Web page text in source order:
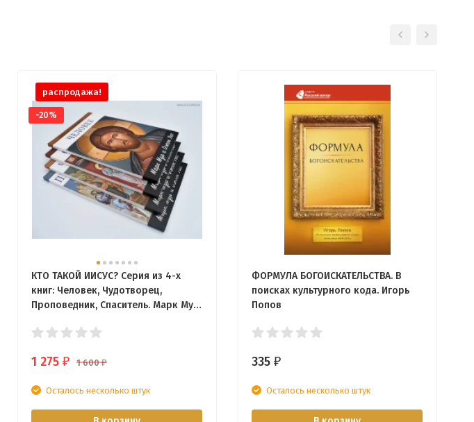
распродажа!
-20%
КТО ТАКОЙ ИИСУС? Серия из 4-х
книг: Человек, Чудотворец,
Проповедник, Спаситель. Марк Мур
1 275 ₽ 1 600₽
Осталось несколько штук
ФОРМУЛА БОГОИСКАТЕЛЬСТВА. В
поисках культурного кода. Игорь
Попов
335 ₽
Осталось несколько штук